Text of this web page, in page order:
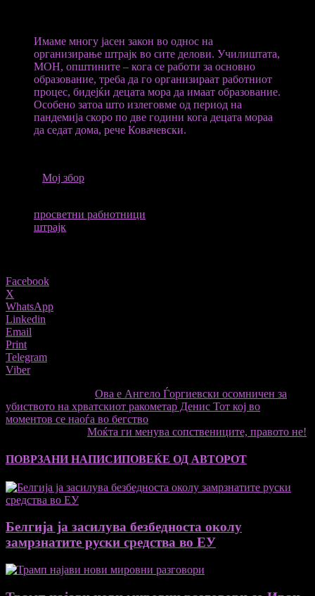
Имаме многу јасен закон во однос на
организирање штрајк во сите делови. Училиштата,
МОН, општините – кога се работи за основно
образование, треба да го организираат работниот
процес, бидејќи децата мора да имаат образование.
Особено затоа што излеговме од период на
пандемија скоро по две години кога децата мораа
да седат дома, рече Ковачевски.
Мој збор
просветни рабнотници
штрајк
Facebook
X
WhatsApp
Linkedin
Email
Print
Telegram
Viber
Ова е Ангело Ѓоргиевски осомничен за
убиството на хрватскиот ракометар Денис Тот кој во
моментов се наоѓа во бегство
Моќта ги менува сопствениците, правото не!
ПОВРЗАНИ НАПИСИПОВЕЌЕ ОД АВТОРОТ
Белгија ја засилува безбедноста околу
замрзнатите руски средства во ЕУ